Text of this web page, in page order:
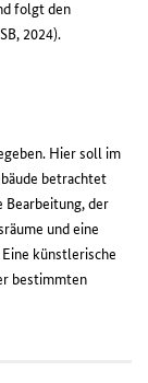
folgt den
2024).
Hier soll im
betrachtet
der
und eine
künstlerische
bestimmten